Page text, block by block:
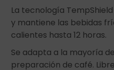
La tecnología
y mantiene las bebidas
calientes hasta 12 horas.
Se adapta a la mayoría
preparación de café.